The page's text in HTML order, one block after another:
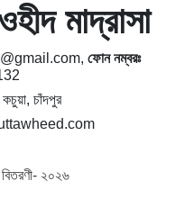
মাদ্রাসা
ফোন নম্বরঃ
চাঁদপুর
২০২৬